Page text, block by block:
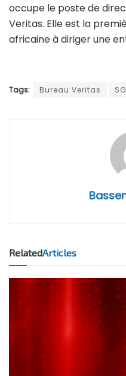
occupe le poste de
Veritas. Elle est la
africaine à diriger une
Tags: Bureau Veritas
RelatedArticles